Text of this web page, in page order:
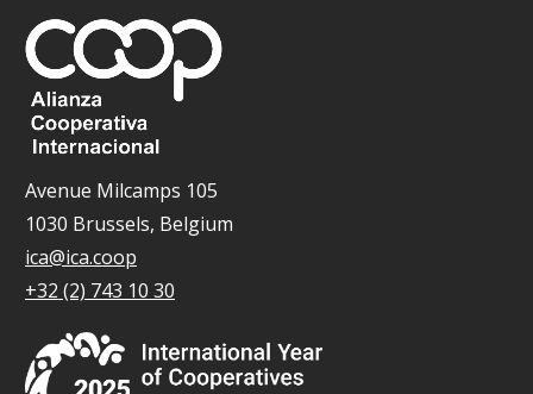
Avenue Milcamps 105
1030 Brussels, Belgium
ica@ica.coop
+32 (2) 743 10 30